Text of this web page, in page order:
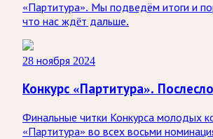
«Партитура». Мы подведём итоги и
что нас ждëт дальше.
28 ноября 2024
Конкурс «Партитура».
Финальные читки Конкурса молодых
«Партитура» во всех восьми